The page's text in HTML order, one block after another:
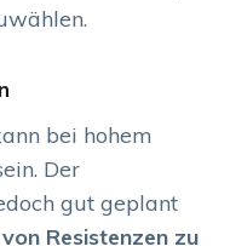
bei hohem
Der
gut geplant
Resistenzen zu